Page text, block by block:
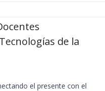
de la
el presente con el